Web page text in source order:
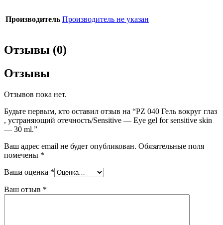
Производитель Производитель не указан
Отзывы (0)
Отзывы
Отзывов пока нет.
Будьте первым, кто оставил отзыв на “PZ 040 Гель вокруг глаз
, устраняющий отечность/Sensitive — Eye gel for sensitive skin
— 30 ml.”
Ваш адрес email не будет опубликован. Обязательные поля
помечены *
Ваша оценка *
Ваш отзыв *